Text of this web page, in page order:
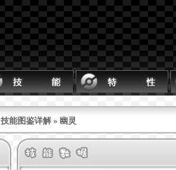
技能图鉴详解 » 幽灵